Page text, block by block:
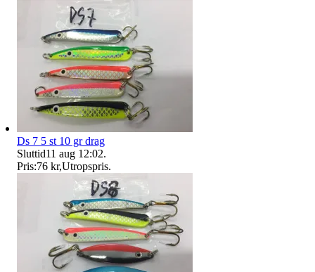
Ds 7 5 st 10 gr drag
Sluttid11 aug 12:02.
Pris:76 kr,Utropspris.